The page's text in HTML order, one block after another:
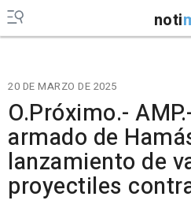
noti
20 DE MARZO DE 2025
O.Próximo.-
armado de
lanzamiento de
proyectiles